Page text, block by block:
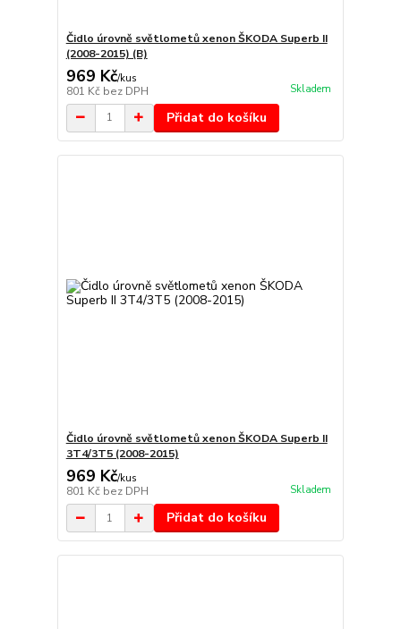
Čidlo úrovně světlometů xenon ŠKODA Superb II
(2008-2015) (B)
969 Kč/kus
801 Kč bez DPH Skladem
Přidat do košíku
Čidlo úrovně světlometů xenon ŠKODA Superb II
3T4/3T5 (2008-2015)
969 Kč/kus
801 Kč bez DPH Skladem
Přidat do košíku